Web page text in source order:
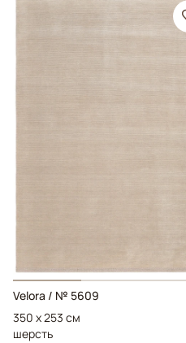
Velora / № 5609
350 x 253 см
шерсть